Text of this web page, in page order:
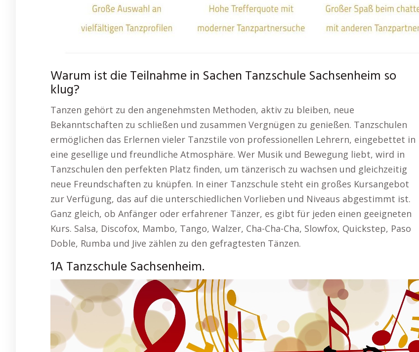
Warum ist die Teilnahme in Sachen Tanzschule Sachsenheim so
klug?
Tanzen gehört zu den angenehmsten Methoden, aktiv zu bleiben, neue
Bekanntschaften zu schließen und zusammen Vergnügen zu genießen. Tanzschulen
ermöglichen das Erlernen vieler Tanzstile von professionellen Lehrern, eingebettet in
eine gesellige und freundliche Atmosphäre. Wer Musik und Bewegung liebt, wird in
Tanzschulen den perfekten Platz finden, um tänzerisch zu wachsen und gleichzeitig
neue Freundschaften zu knüpfen. In einer Tanzschule steht ein großes Kursangebot
zur Verfügung, das auf die unterschiedlichen Vorlieben und Niveaus abgestimmt ist.
Ganz gleich, ob Anfänger oder erfahrener Tänzer, es gibt für jeden einen geeigneten
Kurs. Salsa, Discofox, Mambo, Tango, Walzer, Cha-Cha-Cha, Slowfox, Quickstep, Paso
Doble, Rumba und Jive zählen zu den gefragtesten Tänzen.
1A Tanzschule Sachsenheim.